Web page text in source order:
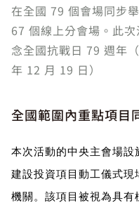
在全國 79 個會場同步
67 個線上分會場。此
念全國抗戰日 79 週年
年 12 月 19 日）
全國範圍內重點項目
本次活動的中央主會場
建設投資項目動工儀式現
機關。該項目被視為具有